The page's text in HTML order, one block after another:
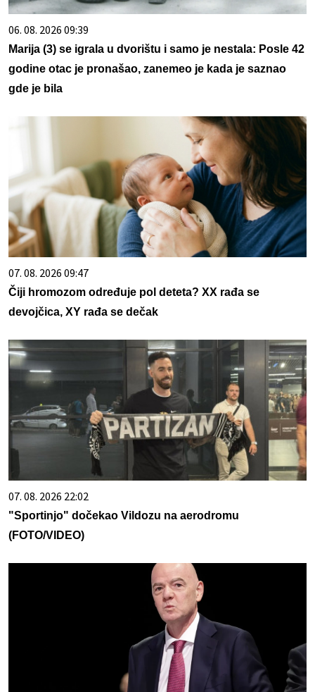
06. 08. 2026 09:39
Marija (3) se igrala u dvorištu i samo je nestala: Posle 42
godine otac je pronašao, zanemeo je kada je saznao
gde je bila
07. 08. 2026 09:47
Čiji hromozom određuje pol deteta? XX rađa se
devojčica, XY rađa se dečak
07. 08. 2026 22:02
"Sportinjo" dočekao Vildozu na aerodromu
(FOTO/VIDEO)